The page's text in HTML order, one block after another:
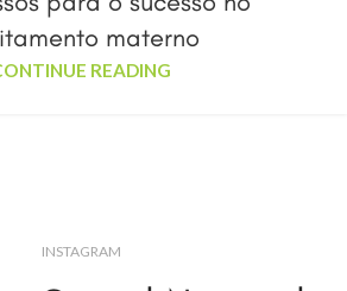
materno
READING
INSTAGRAM